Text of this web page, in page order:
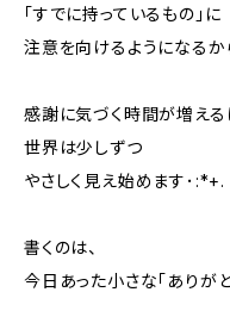
「すでに持っているもの」に
注意を向けるようになるか
感謝に気づく時間が増える
世界は少しずつ
やさしく見え始めます･:*+.
書くのは、
今日あった小さな「ありが